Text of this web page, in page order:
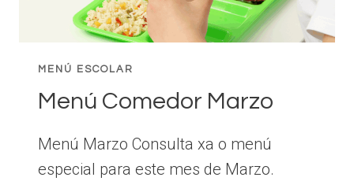
MENÚ ESCOLAR
Menú Comedor Marzo
Menú Marzo Consulta xa o menú
especial para este mes de Marzo.